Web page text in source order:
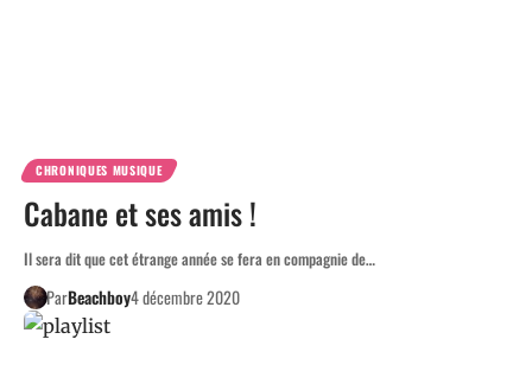
CHRONIQUES MUSIQUE
Cabane et ses amis !
Il sera dit que cet étrange année se fera en compagnie de…
ParBeachboy4 décembre 2020